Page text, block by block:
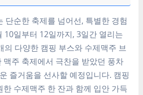
단순한 축제를 넘어선, 특별한 경험
10일부터 12일까지, 3일간 열리는
의 다양한 캠핑 부스와 수제맥주 브
맥주 축제에서 극찬을 받았던 풍차
즐거움을 선사할 예정입니다. 캠핑
한 수제맥주 한 잔과 함께 입안 가득